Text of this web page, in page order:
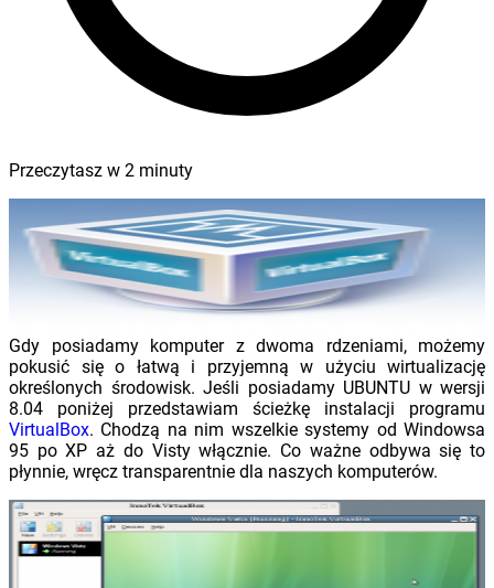
Przeczytasz w 2 minuty
Gdy posiadamy komputer z dwoma rdzeniami, możemy
pokusić się o łatwą i przyjemną w użyciu wirtualizację
określonych środowisk. Jeśli posiadamy UBUNTU w wersji
8.04 poniżej przedstawiam ścieżkę instalacji programu
VirtualBox. Chodzą na nim wszelkie systemy od Windowsa
95 po XP aż do Visty włącznie. Co ważne odbywa się to
płynnie, wręcz transparentnie dla naszych komputerów.